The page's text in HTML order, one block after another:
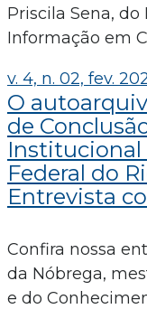
Priscila Sena,
Informação em
v. 4, n. 02, fev.
O
de
Institucional
Federal do
Entrevista
Confira nossa
da Nóbrega,
e do